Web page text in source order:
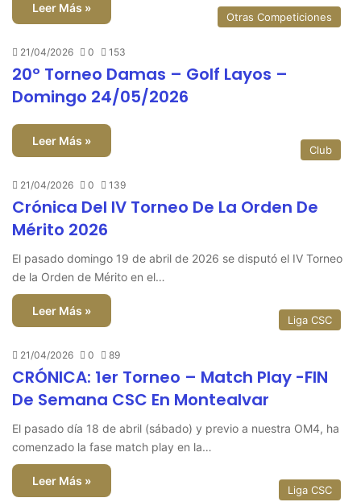
Leer Más »
Otras Competiciones
21/04/2026 0 153
20º Torneo Damas – Golf Layos –
Domingo 24/05/2026
Leer Más »
Club
21/04/2026 0 139
Crónica Del IV Torneo De La Orden De
Mérito 2026
El pasado domingo 19 de abril de 2026 se disputó el IV Torneo
de la Orden de Mérito en el…
Leer Más »
Liga CSC
21/04/2026 0 89
CRÓNICA: 1er Torneo – Match Play -FIN
De Semana CSC En Montealvar
El pasado día 18 de abril (sábado) y previo a nuestra OM4, ha
comenzado la fase match play en la…
Leer Más »
Liga CSC